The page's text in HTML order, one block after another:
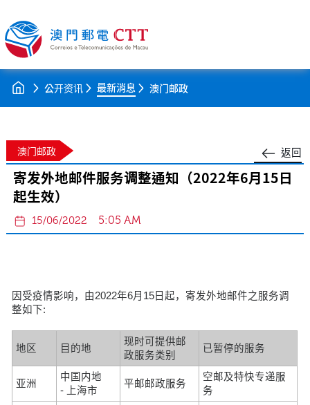
公开资讯 最新消息 澳门邮政
返回
澳门邮政
寄发外地邮件服务调整通知（2022年6月15日
起生效）
15/06/2022 5:05 AM
因受疫情影响，由2022年6月15日起，寄发外地邮件之服务调
整如下:
地区 目的地
现时可提供邮
政服务类别
已暂停的服务
亚洲
中国内地
- 上海市
平邮邮政服务
空邮及特快专递服
务